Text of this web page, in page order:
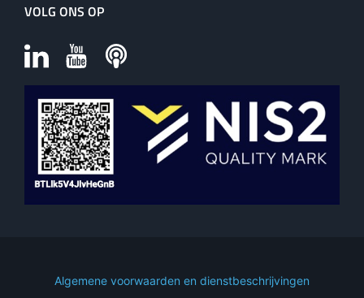
VOLG ONS OP
Algemene voorwaarden en dienstbeschrijvingen